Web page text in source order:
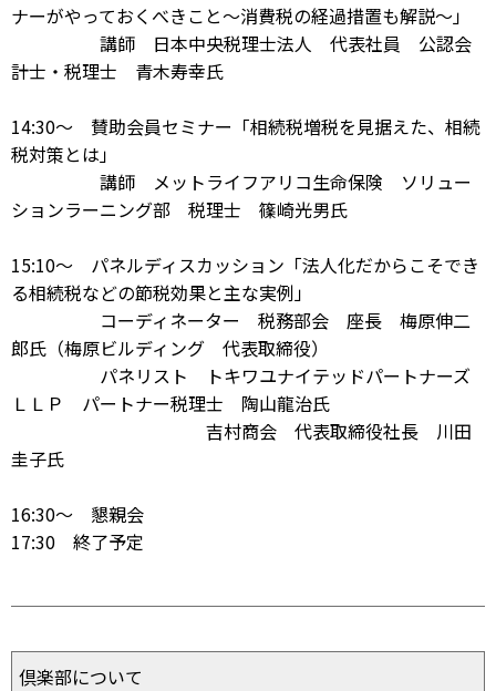
ナーがやっておくべきこと～消費税の経過措置も解説～」
講師 日本中央税理士法人 代表社員 公認会
計士・税理士 青木寿幸氏
14:30～ 賛助会員セミナー「相続税増税を見据えた、相続
税対策とは」
講師 メットライフアリコ生命保険 ソリュー
ションラーニング部 税理士 篠崎光男氏
15:10～ パネルディスカッション「法人化だからこそでき
る相続税などの節税効果と主な実例」
コーディネーター 税務部会 座長 梅原伸二
郎氏（梅原ビルディング 代表取締役）
パネリスト トキワユナイテッドパートナーズ
ＬＬＰ パートナー税理士 陶山龍治氏
吉村商会 代表取締役社長 川田
圭子氏
16:30～ 懇親会
17:30 終了予定
倶楽部について